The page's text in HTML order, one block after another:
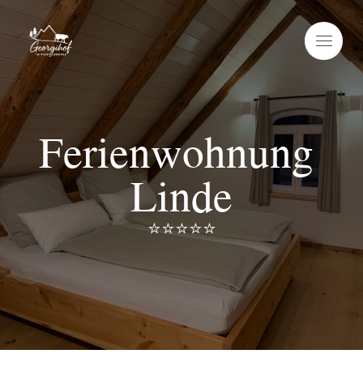
Ferienwohnung
Linde
⭐️⭐️⭐️⭐️⭐️